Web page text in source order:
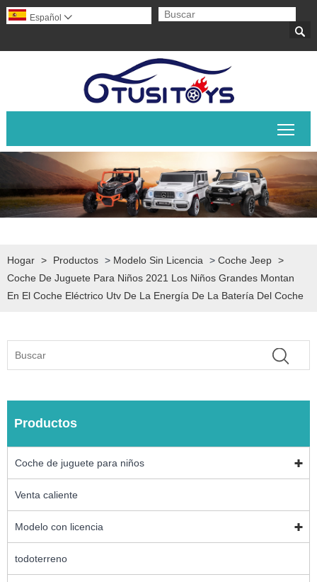

Español 
Hogar > Productos > Modelo Sin Licencia > Coche Jeep >
Coche De Juguete Para Niños 2021 Los Niños Grandes Montan
En El Coche Eléctrico Utv De La Energía De La Batería Del Coche
Productos
Coche de juguete para niños
Venta caliente
Modelo con licencia
todoterreno